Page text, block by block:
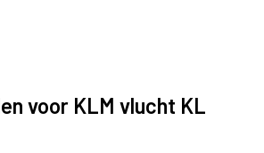
voor KLM vlucht KL